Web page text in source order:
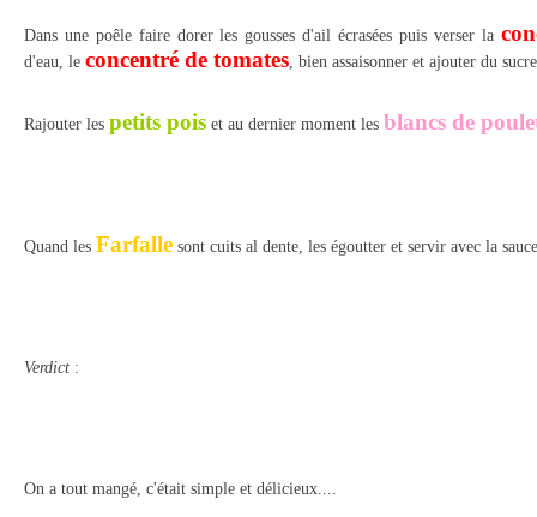
Dans une poêle faire dorer les gousses d'ail écrasées puis verser la
d'eau, le concentré de tomates, bien assaisonner et ajouter du
Rajouter les petits pois et au dernier moment les blancs de
Quand les Farfalle sont cuits al dente, les égoutter et servir avec la
Verdict :
On a tout mangé, c'était simple et délicieux....